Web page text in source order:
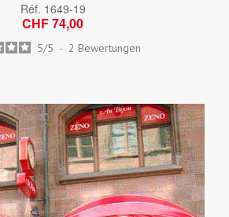
Réf. 1649-19
CHF 74,00
5/5 - 2 Bewertungen